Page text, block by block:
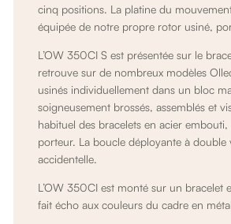
cinq positions. La platine du
équipée de notre propre rotor usiné,
L’OW 350CI S est présentée sur le
retrouve sur de nombreux modèles
usinés individuellement dans un bloc
soigneusement brossés, assemblés et
habituel des bracelets en acier
porteur. La boucle déployante à
accidentelle.
L’OW 350CI est monté sur un
fait écho aux couleurs du cadre en